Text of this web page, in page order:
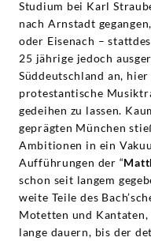
Studium bei Karl
nach Arnstadt
oder Eisenach –
25 jährige jedoch
Süddeutschland an,
protestantische
gedeihen zu lassen.
geprägten München
Ambitionen in ein
Aufführungen der “
schon seit langem
weite Teile des
Motetten und
lange dauern, bis der